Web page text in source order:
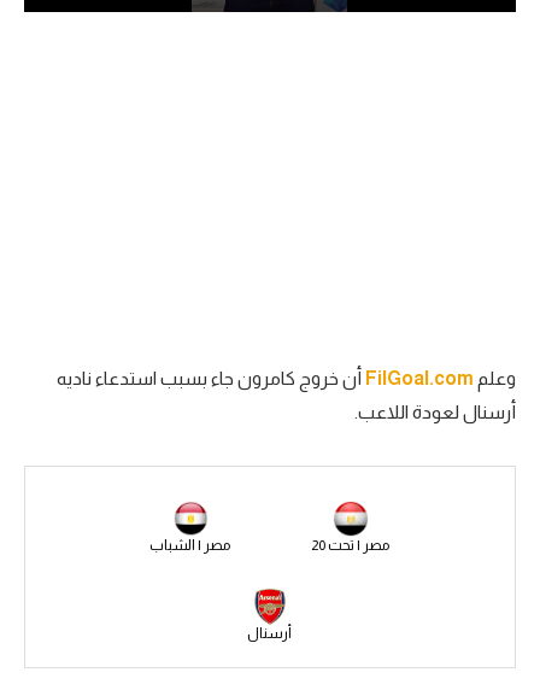
سعودي في الجول
دوري أبطال أوروبا
وعلم FilGoal.com أن خروج كامرون جاء بسبب استدعاء ناديه
أرسنال لعودة اللاعب.
مصر | تحت 20 مصر | الشباب
أرسنال